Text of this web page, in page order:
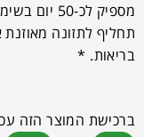
מספיק לכ-
תחליף לתזונה מאוזנת
בריאות. *
ברכישת המוצר הזה